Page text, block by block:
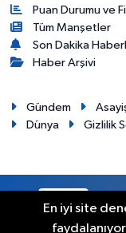
Puan Durumu ve
Tüm Manşetler
Son Dakika
Haber Arşivi
Gündem
Dünya
Gizlilik
En iyi site